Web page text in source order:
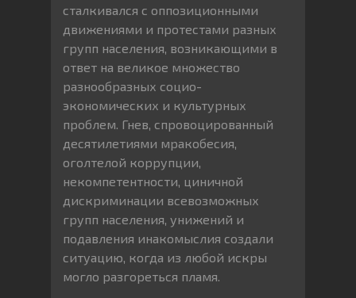
сталкивался с оппозиционными
движениями и протестами разных
групп населения, возникающими в
ответ на великое множество
разнообразных социо-
экономических и культурных
проблем. Гнев, спровоцированный
десятилетиями мракобесия,
оголтелой коррупции,
некомпетентности, циничной
дискриминации всевозможных
групп населения, унижений и
подавления инакомыслия создали
ситуацию, когда из любой искры
могло разгореться пламя.